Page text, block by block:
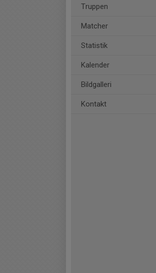
Truppen
Matcher
Statistik
Kalender
Bildgalleri
Kontakt